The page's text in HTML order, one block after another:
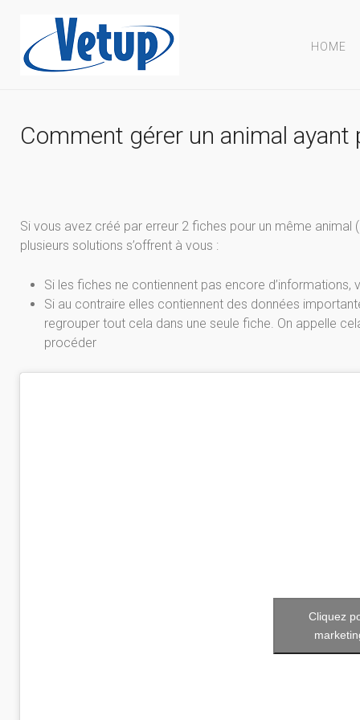
HOME
Comment gérer un animal
Si vous avez créé par erreur 2 fiches pour un même
plusieurs solutions s’offrent à vous :
Si les fiches ne contiennent pas encore
Si au contraire elles contiennent des données
regrouper tout cela dans une seule fiche. On appelle
procéder
Cliquez